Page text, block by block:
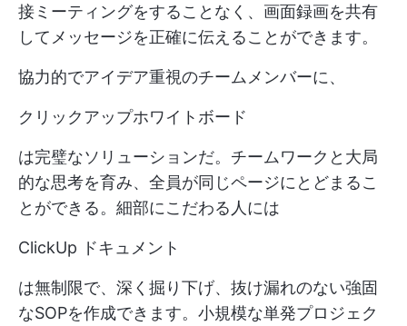
接ミーティングをすることなく、画面録画を共有
してメッセージを正確に伝えることができます。
協力的でアイデア重視のチームメンバーに、
クリックアップホワイトボード
は完璧なソリューションだ。チームワークと大局
的な思考を育み、全員が同じページにとどまるこ
とができる。細部にこだわる人には
ClickUp ドキュメント
は無制限で、深く掘り下げ、抜け漏れのない強固
なSOPを作成できます。小規模な単発プロジェク